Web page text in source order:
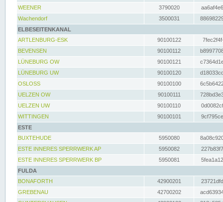
WEENER
3790020
Wachendorf
3500031
ELBESEITENKANAL
ARTLENBURG-ESK
90100122
BEVENSEN
90100112
LÜNEBURG OW
90100121
LÜNEBURG UW
90100120
OSLOSS
90100100
UELZEN OW
90100111
UELZEN UW
90100110
WITTINGEN
90100101
ESTE
BUXTEHUDE
5950080
ESTE INNERES SPERRWERK AP
5950082
ESTE INNERES SPERRWERK BP
5950081
FULDA
BONAFORTH
42900201
GREBENAU
42700202